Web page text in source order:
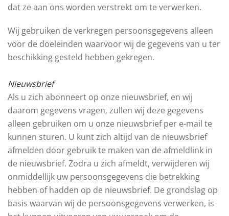
dat ze aan ons worden verstrekt om te verwerken.
Wij gebruiken de verkregen persoonsgegevens alleen
voor de doeleinden waarvoor wij de gegevens van u ter
beschikking gesteld hebben gekregen.
Nieuwsbrief
Als u zich abonneert op onze nieuwsbrief, en wij
daarom gegevens vragen, zullen wij deze gegevens
alleen gebruiken om u onze nieuwsbrief per e-mail te
kunnen sturen. U kunt zich altijd van de nieuwsbrief
afmelden door gebruik te maken van de afmeldlink in
de nieuwsbrief. Zodra u zich afmeldt, verwijderen wij
onmiddellijk uw persoonsgegevens die betrekking
hebben of hadden op de nieuwsbrief. De grondslag op
basis waarvan wij de persoonsgegevens verwerken, is